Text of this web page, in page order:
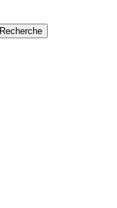
Recherche